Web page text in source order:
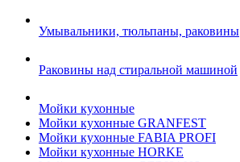
Умывальники, тюльпаны, раковины
Раковины над стиральной машиной
Мойки кухонные
Мойки кухонные GRANFEST
Мойки кухонные FABIA PROFI
Мойки кухонные HORKE